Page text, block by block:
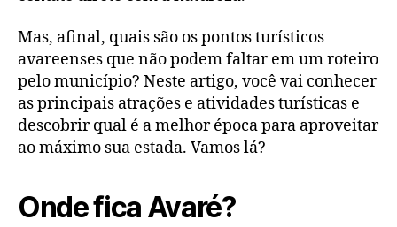
Mas, afinal, quais são os pontos turísticos
avareenses que não podem faltar em um roteiro
pelo município? Neste artigo, você vai conhecer
as principais atrações e atividades turísticas e
descobrir qual é a melhor época para aproveitar
ao máximo sua estada. Vamos lá?
Onde fica Avaré?